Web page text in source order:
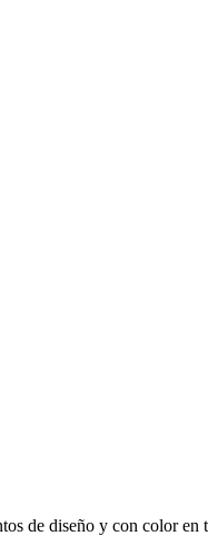
de diseño y con color en